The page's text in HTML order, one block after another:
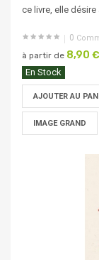
ce livre, elle désire
0
à partir de 8,90 €
En Stock
AJOUTER AU
IMAGE GRAND